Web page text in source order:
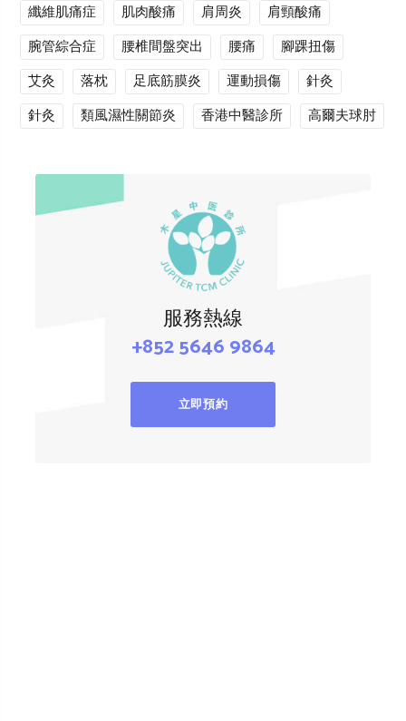
纖維肌痛症
肌肉酸痛 肩周炎
肩頸酸痛
腕管綜合症
腰椎間盤突出 腰痛
腳踝扭傷
艾灸
落枕 足底筋膜炎 運動損傷
針灸
針灸
類風濕性關節炎 香港中醫診所 高爾夫球肘
服務熱線
+852 5646 9864
立即預約